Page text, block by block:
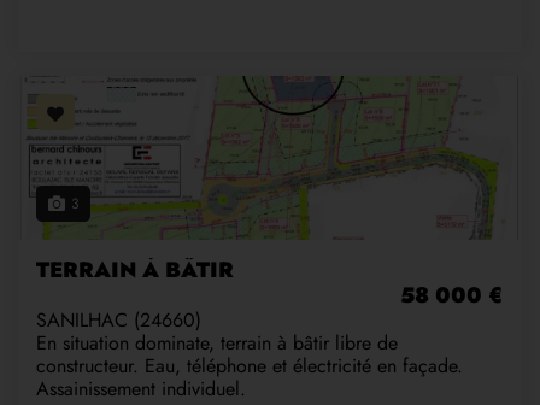
3
TERRAIN À BÂTIR
58 000 €
SANILHAC (24660)
En situation dominate, terrain à bâtir libre de
constructeur. Eau, téléphone et électricité en façade.
Assainissement individuel.